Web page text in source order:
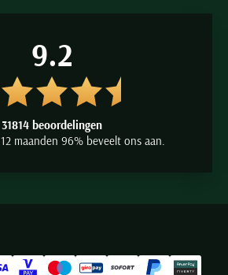
9.2
31814 beoordelingen
maanden 96% beveelt ons aan.